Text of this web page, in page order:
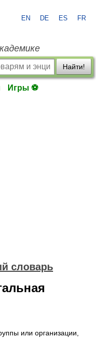
EN DE ES FR
Найти!
Игры ⚽
словарь
или организации,